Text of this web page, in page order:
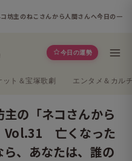
コ坊主のねこさんから人間さんへ今日の一言
今日の運勢
ット＆宝塚歌劇 エンタメ＆カル
主の「ネコさんから
Vol.31 亡くなった
、あなたは、誰の